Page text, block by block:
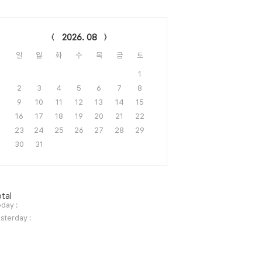
2026. 08
일 월 화 수 목 금 토
1
2
3 4 5 6 7
8
9
10 11 12 13 14
15
16
17 18 19 20 21
22
23
24 25 26 27 28
29
30
31
:
: